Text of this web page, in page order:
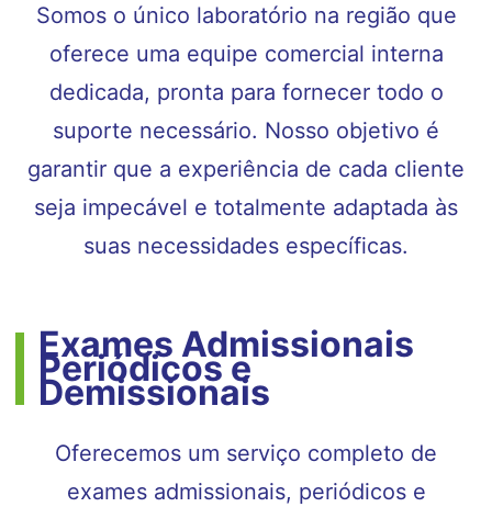
Somos o único laboratório na região que
oferece uma equipe comercial interna
dedicada, pronta para fornecer todo o
suporte necessário. Nosso objetivo é
garantir que a experiência de cada cliente
seja impecável e totalmente adaptada às
suas necessidades específicas.
Exames Admissionais
Periódicos e
Demissionais
Oferecemos um serviço completo de
exames admissionais, periódicos e